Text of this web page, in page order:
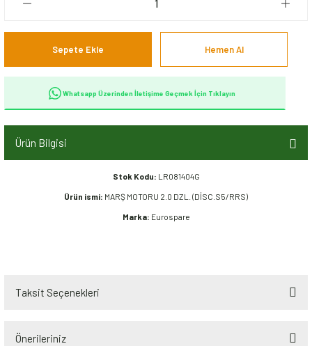
Sepete Ekle Hemen Al
Whatsapp Üzerinden İletişime Geçmek İçin Tıklayın
Ürün Bilgisi
Stok Kodu: LR081404G
Ürün ismi: MARŞ MOTORU 2.0 DZL. (DİSC.S5/RRS)
Marka: Eurospare
Taksit Seçenekleri
Önerileriniz